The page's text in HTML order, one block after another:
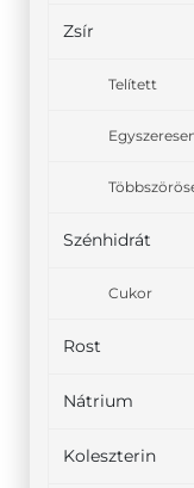
Zsír
Telített
Szénhidrát
Cukor
Rost
Nátrium
Koleszterin